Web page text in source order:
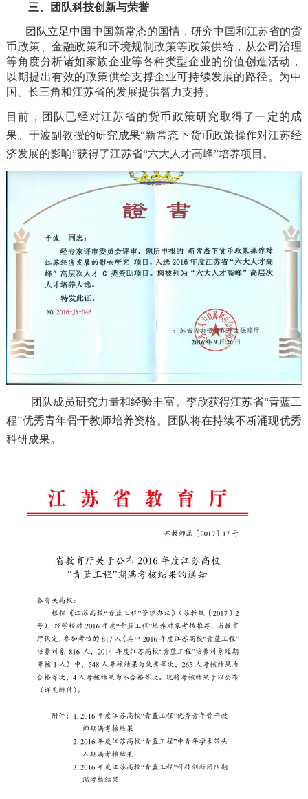
三、团队科技创新与荣誉
团队立足中国中国新常态的国情，研究中国和江苏省的货
币政策、金融政策和环境规制政策等政策供给，从公司治理
等角度分析诸如家族企业等各种类型企业的价值创造活动，
以期提出有效的政策供给支撑企业可持续发展的路径。为中
国、长三角和江苏省的发展提供智力支持。
目前，团队已经对江苏省的货币政策研究取得了一定的成
果。于波副教授的研究成果“新常态下货币政策操作对江苏经
济发展的影响”获得了江苏省“六大人才高峰”培养项目。
团队成员研究力量和经验丰富。李欣获得江苏省“青蓝工
程”优秀青年骨干教师培养资格。团队将在持续不断涌现优秀
科研成果。